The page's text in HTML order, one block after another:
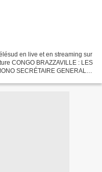
en live et en streaming sur
CONGO BRAZZAVILLE : LES
SECRÉTAIRE GENERAL